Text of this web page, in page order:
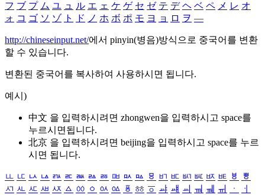
フ ブ プ ム ユ ュ ル エ ェ ケ ゲ セ ゼ テ デ ヘ ベ ペ メ レ オ
ォ コ ゴ ソ ゾ ト ド ノ ホ ボ ポ モ ヨ ョ ロ ヲ ―
http://chineseinput.net/에서 pinyin(병음)방식으로 중국어를 변환
할 수 있습니다.
변환된 중국어를 복사하여 사용하시면 됩니다.
예시)
中文 을 입력하시려면 zhongwen을 입력하시고 space를
누르시면됩니다.
北京 을 입력하시려면 beijing을 입력하시고 space를 누르
시면 됩니다.
ㅥ ㅦ ㅧ ㅨ ㅩ ㅪ ㅫ ㅬ ㅭ ㅮ ㅯ ㅰ ㅱ ㅲ ㅳ ㅴ ㅵ ㅶ ㅷ ㅸ
ㅹ
ㅺ ㅻ ㅼ ㅽ ㅾ ㅿ ㆀ ㆁ ㆂ ㆃ ㆄ ㆅ ㆆ ㆇ ㆈ ㆉ ㆊ ㆋ ㆌ ㆍ
ㆎ